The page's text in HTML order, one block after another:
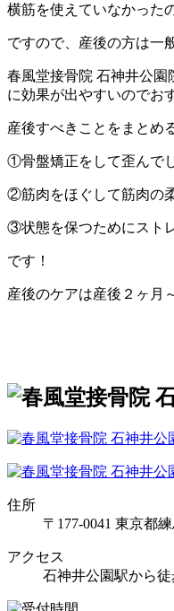
横筋を使えていなかった
ですので、産後の方は一
春風堂接骨院 石神井公園
に効果が出やすいのでお
産後すべきことをまとめ
①骨盤矯正をして歪んで
②筋肉をほぐして筋肉の
③状態を保つためにスト
です！
産後のケアは産後２ヶ月
住所
〒177-0041 東京都
アクセス
石神井公園駅から